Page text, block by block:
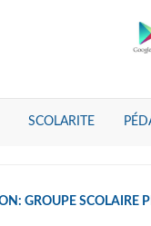
SCOLARITE
GROUPE SCOLAIRE